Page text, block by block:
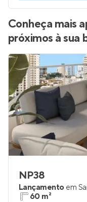
Conheça mais
próximos à sua
NP38
Lançamento em
60 m²